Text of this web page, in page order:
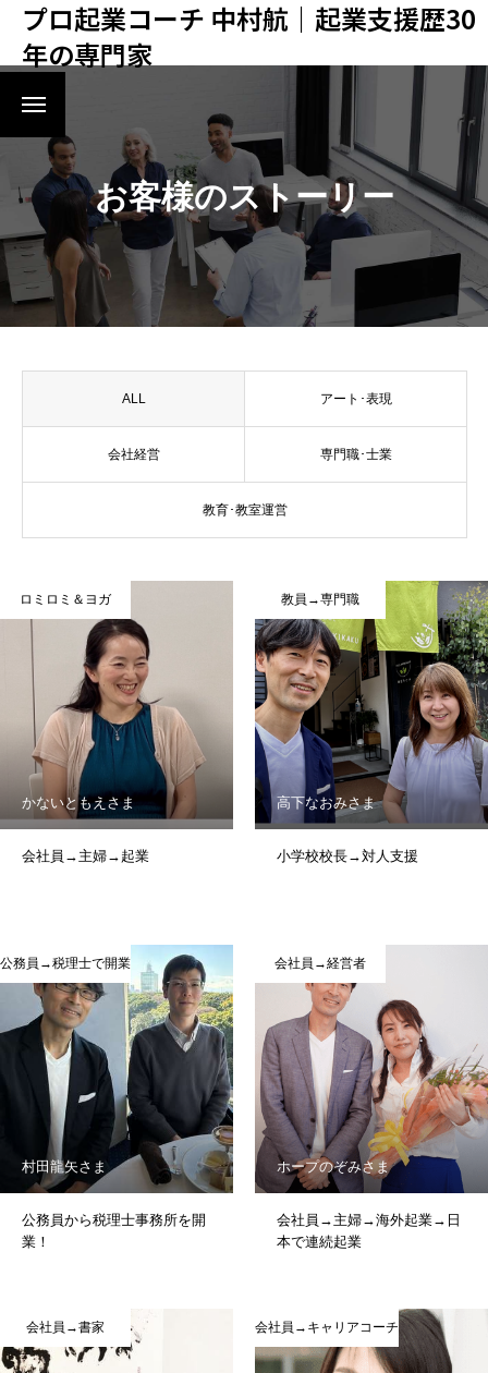
プロ起業コーチ 中村航｜起業支援歴30
年の専門家
初回ご相談申し込み 初めてのかたはヒアリング面談から！
起業･複業準備メール講座
中村航への仕事依頼･取材申込
お客様のストーリー
ALL アート･表現
会社経営 専門職･士業
教育･教室運営
ロミロミ＆ヨガ
かないともえさま
会社員→主婦→起業
教員→専門職
高下なおみさま
小学校校長→対人支援
公務員→税理士で開業
村田龍矢さま
公務員から税理士事務所を開
業！
会社員→経営者
ホープのぞみさま
会社員→主婦→海外起業→日
本で連続起業
会社員→書家 会社員→キャリアコーチ